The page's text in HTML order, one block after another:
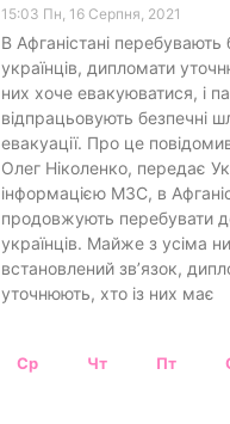
15:03 Пн, 16 Серпня, 2021
В Афганістані перебувають
українців, дипломати
них хоче евакуюватися, і
відпрацьовують безпечні
евакуації. Про це
Олег Ніколенко, передає
інформацією МЗС, в
продовжують перебувати
українців. Майже з усіма
встановлений зв’язок,
уточнюють, хто із них має
Ср Чт Пт